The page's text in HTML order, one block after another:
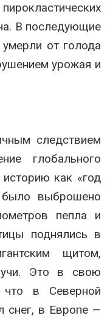
В последующие
от голода
урожая и
следствием
глобального
как «год
выброшено
пепла и
поднялись в
щитом,
Это в свою
в Северной
в Европе —